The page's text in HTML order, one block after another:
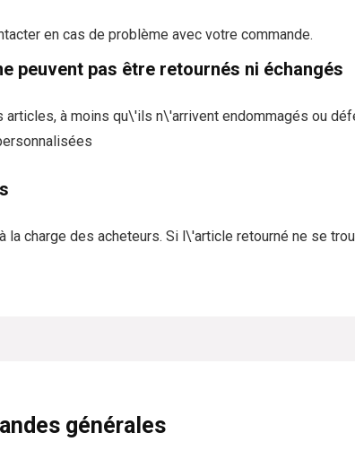
en cas de problème avec votre commande.
peuvent pas être retournés ni échangés
articles, à moins qu\'ils n\'arrivent endommagés ou
la charge des acheteurs. Si l\'article retourné ne se
générales